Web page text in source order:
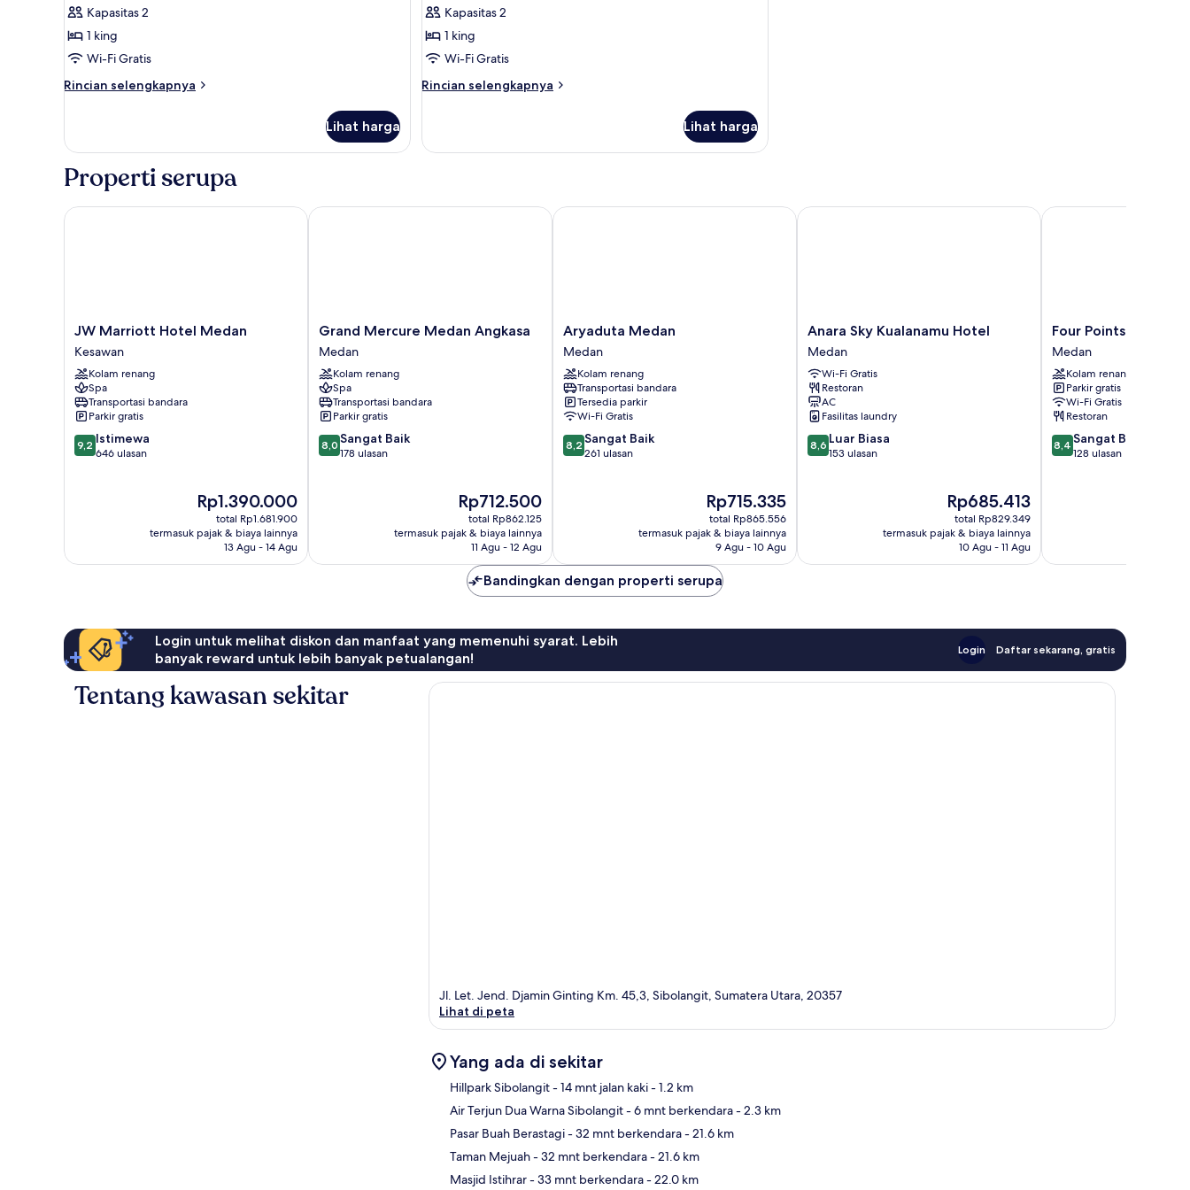
foto
untuk
Deluxe
King
Kapasitas 2
1 king
Wi-Fi Gratis
Rincian selengkapnya
Rincian
Deluxe
Room
Lihat harga
foto
untuk
Super
Deluxe
Kapasitas 2
1 king
Wi-Fi Gratis
Rincian selengkapnya
Rincian
Super
Lihat harga
Properti serupa
JW
Marriott
Hotel
Medan
Kesawan
JW Marriott Hotel Medan
Kesawan
Kolam renang
Spa
Transportasi bandara
Parkir gratis
9.2
dari
9,2 Istimewa
646 ulasan
Harga
sekarang
Rp1.390.000
Rp1.390.000
total Rp1.681.900
termasuk pajak & biaya lainnya
13 Agu - 14 Agu
JW Marriott Hotel Medan
Grand
Mercure
Medan
Angkasa
Medan
Grand Mercure Medan Angkasa
Medan
Kolam renang
Spa
Transportasi bandara
Parkir gratis
8.0
dari
8,0 Sangat Baik
178 ulasan
Harga
sekarang
Rp712.500
Rp712.500
total Rp862.125
termasuk pajak & biaya lainnya
11 Agu - 12 Agu
Grand Mercure Medan Angkasa
Aryaduta
Medan
Medan
Aryaduta Medan
Medan
Kolam renang
Transportasi bandara
Tersedia parkir
Wi-Fi Gratis
8.2
dari
8,2 Sangat Baik
261 ulasan
Harga
sekarang
Rp715.335
Rp715.335
total Rp865.556
termasuk pajak & biaya lainnya
9 Agu - 10 Agu
Aryaduta Medan
Anara
Sky
Kualanamu
Hotel
Medan
Anara Sky Kualanamu Hotel
Medan
Wi-Fi Gratis
Restoran
AC
Fasilitas laundry
8.6
dari
8,6 Luar Biasa
153 ulasan
Harga
sekarang
Rp685.413
Rp685.413
total Rp829.349
termasuk pajak & biaya lainnya
10 Agu - 11 Agu
Anara Sky Kualanamu Hotel
Four
Points
by
Sheraton
Medan
Medan
Four Points by
Medan
Kolam renang
Parkir gratis
Wi-Fi Gratis
Restoran
8.4
dari
8,4 Sangat Baik
128 ulasan
Four Points by
Bandingkan dengan properti serupa
Login untuk melihat diskon dan manfaat yang memenuhi syarat. Lebih
banyak reward untuk lebih banyak petualangan!
Login Daftar sekarang, gratis
Tentang kawasan sekitar
Jl. Let. Jend. Djamin Ginting Km. 45,3, Sibolangit, Sumatera Utara, 20357
Lihat di peta
Yang ada di sekitar
Hillpark Sibolangit- 14 mnt jalan kaki- 1.2 km
Air Terjun Dua Warna Sibolangit- 6 mnt berkendara- 2.3 km
Pasar Buah Berastagi- 32 mnt berkendara- 21.6 km
Taman Mejuah- 32 mnt berkendara- 21.6 km
Masjid Istihrar- 33 mnt berkendara- 22.0 km